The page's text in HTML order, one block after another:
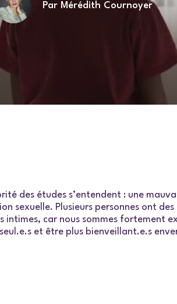
Par Mérédith Cournoyer
des études s’entendent : une
sexuelle. Plusieurs personnes ont
car nous sommes fortement
et être plus bienveillant.e.s